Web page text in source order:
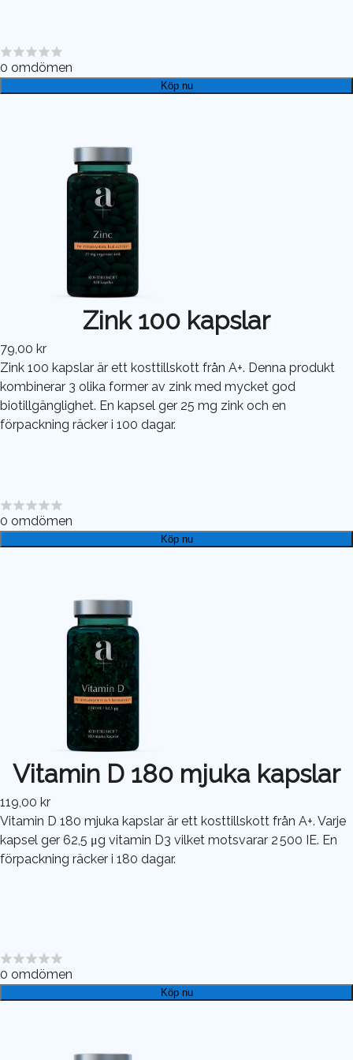
0 omdömen
Köp nu
Zink 100 kapslar
79,00 kr
Zink 100 kapslar är ett kosttillskott från A+. Denna produkt
kombinerar 3 olika former av zink med mycket god
biotillgänglighet. En kapsel ger 25 mg zink och en
förpackning räcker i 100 dagar.
0 omdömen
Köp nu
Vitamin D 180 mjuka kapslar
119,00 kr
Vitamin D 180 mjuka kapslar är ett kosttillskott från A+. Varje
kapsel ger 62,5 μg vitamin D3 vilket motsvarar 2 500 IE. En
förpackning räcker i 180 dagar.
0 omdömen
Köp nu